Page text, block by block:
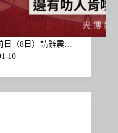
日（8日）請辭震…
10